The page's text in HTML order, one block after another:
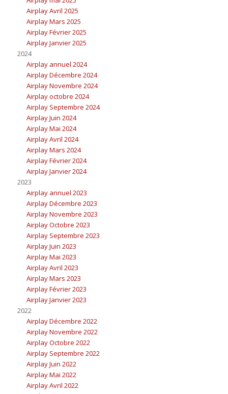
Airplay Avril 2025
Airplay Mars 2025
Airplay Février 2025
Airplay Janvier 2025
2024
Airplay annuel 2024
Airplay Décembre 2024
Airplay Novembre 2024
Airplay octobre 2024
Airplay Septembre 2024
Airplay Juin 2024
Airplay Mai 2024
Airplay Avril 2024
Airplay Mars 2024
Airplay Février 2024
Airplay Janvier 2024
2023
Airplay annuel 2023
Airplay Décembre 2023
Airplay Novembre 2023
Airplay Octobre 2023
Airplay Septembre 2023
Airplay Juin 2023
Airplay Mai 2023
Airplay Avril 2023
Airplay Mars 2023
Airplay Février 2023
Airplay Janvier 2023
2022
Airplay Décembre 2022
Airplay Novembre 2022
Airplay Octobre 2022
Airplay Septembre 2022
Airplay Juin 2022
Airplay Mai 2022
Airplay Avril 2022